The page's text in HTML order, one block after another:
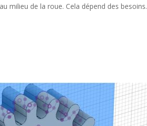
milieu de la roue. Cela dépend des besoins.